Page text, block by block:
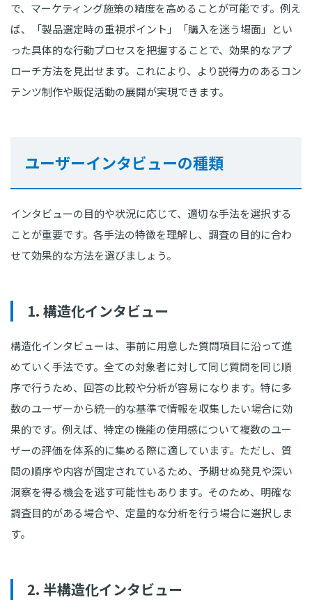
で、マーケティング施策の精度を高めることが可能です。例え
ば、「製品選定時の重視ポイント」「購入を迷う場面」とい
った具体的な行動プロセスを把握することで、効果的なアプ
ローチ方法を見出せます。これにより、より説得力のあるコン
テンツ制作や販促活動の展開が実現できます。
ユーザーインタビューの種類
インタビューの目的や状況に応じて、適切な手法を選択する
ことが重要です。各手法の特徴を理解し、調査の目的に合わ
せて効果的な方法を選びましょう。
1. 構造化インタビュー
構造化インタビューは、事前に用意した質問項目に沿って進
めていく手法です。全ての対象者に対して同じ質問を同じ順
序で行うため、回答の比較や分析が容易になります。特に多
数のユーザーから統一的な基準で情報を収集したい場合に効
果的です。例えば、特定の機能の使用感について複数のユー
ザーの評価を体系的に集める際に適しています。ただし、質
問の順序や内容が固定されているため、予期せぬ発見や深い
洞察を得る機会を逃す可能性もあります。そのため、明確な
調査目的がある場合や、定量的な分析を行う場合に選択しま
す。
2. 半構造化インタビュー